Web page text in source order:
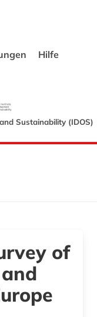
Hilfe
Sustainability (IDOS)
of